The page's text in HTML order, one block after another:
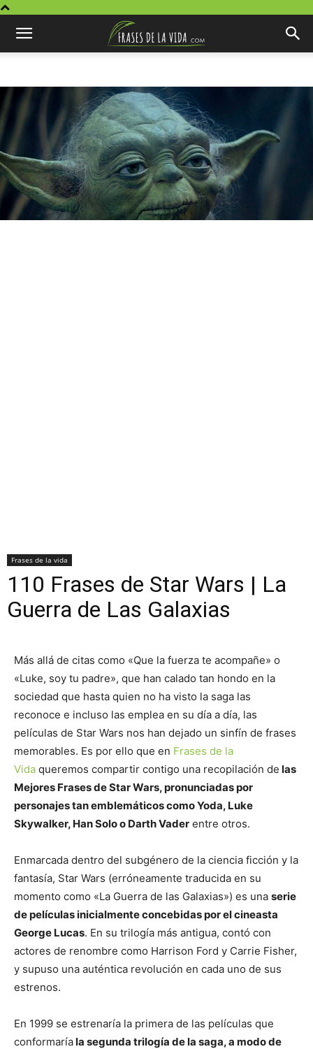
Frases de la vida
110 Frases de Star Wars | La
Guerra de Las Galaxias
Más allá de citas como «Que la fuerza te acompañe» o
«Luke, soy tu padre», que han calado tan hondo en la
sociedad que hasta quien no ha visto la saga las
reconoce e incluso las emplea en su día a día, las
películas de Star Wars nos han dejado un sinfín de frases
memorables. Es por ello que en Frases de la
Vida queremos compartir contigo una recopilación de las
Mejores Frases de Star Wars, pronunciadas por
personajes tan emblemáticos como Yoda, Luke
Skywalker, Han Solo o Darth Vader entre otros.
Enmarcada dentro del subgénero de la ciencia ficción y la
fantasía, Star Wars (erróneamente traducida en su
momento como «La Guerra de las Galaxias») es una serie
de películas inicialmente concebidas por el cineasta
George Lucas. En su trilogía más antigua, contó con
actores de renombre como Harrison Ford y Carrie Fisher,
y supuso una auténtica revolución en cada uno de sus
estrenos.
En 1999 se estrenaría la primera de las películas que
conformaríala segunda trilogía de la saga, a modo de